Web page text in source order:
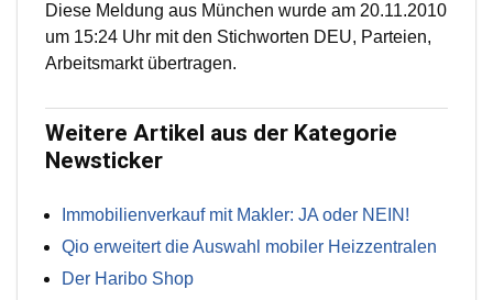
Diese Meldung aus München wurde am 20.11.2010
um 15:24 Uhr mit den Stichworten DEU, Parteien,
Arbeitsmarkt übertragen.
Weitere Artikel aus der Kategorie
Newsticker
Immobilienverkauf mit Makler: JA oder NEIN!
Qio erweitert die Auswahl mobiler Heizzentralen
Der Haribo Shop